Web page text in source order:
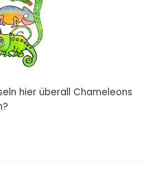
hier überall Chameleons